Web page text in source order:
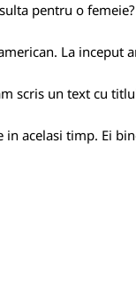
pentru o
La inceput
scris un text cu
acelasi timp. Ei